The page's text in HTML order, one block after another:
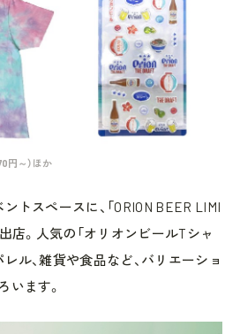
円～）ほか
トスペースに、「ORION BEER LIMI
出店。人気の「オリオンビールTシャ
ル、雑貨や食品など、バリエーショ
います。